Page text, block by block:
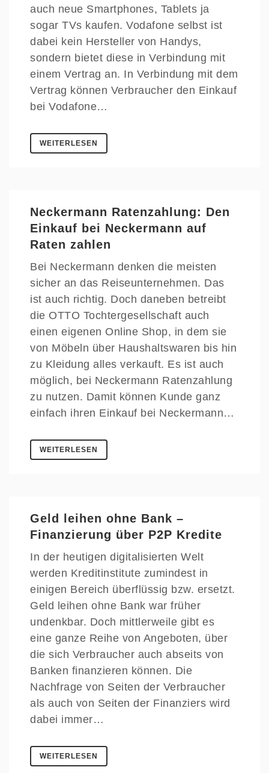
auch neue Smartphones, Tablets ja
sogar TVs kaufen. Vodafone selbst ist
dabei kein Hersteller von Handys,
sondern bietet diese in Verbindung mit
einem Vertrag an. In Verbindung mit dem
Vertrag können Verbraucher den Einkauf
bei Vodafone…
WEITERLESEN
Neckermann Ratenzahlung: Den
Einkauf bei Neckermann auf
Raten zahlen
Bei Neckermann denken die meisten
sicher an das Reiseunternehmen. Das
ist auch richtig. Doch daneben betreibt
die OTTO Tochtergesellschaft auch
einen eigenen Online Shop, in dem sie
von Möbeln über Haushaltswaren bis hin
zu Kleidung alles verkauft. Es ist auch
möglich, bei Neckermann Ratenzahlung
zu nutzen. Damit können Kunde ganz
einfach ihren Einkauf bei Neckermann…
WEITERLESEN
Geld leihen ohne Bank –
Finanzierung über P2P Kredite
In der heutigen digitalisierten Welt
werden Kreditinstitute zumindest in
einigen Bereich überflüssig bzw. ersetzt.
Geld leihen ohne Bank war früher
undenkbar. Doch mittlerweile gibt es
eine ganze Reihe von Angeboten, über
die sich Verbraucher auch abseits von
Banken finanzieren können. Die
Nachfrage von Seiten der Verbraucher
als auch von Seiten der Finanziers wird
dabei immer…
WEITERLESEN